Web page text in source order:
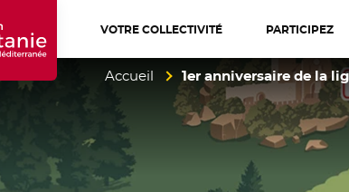
Région Occitanie / Pyrénées-Méditerranée
VOTRE COLLECTIVITÉ PARTICIPEZ
Accueil 1er anniversaire de la